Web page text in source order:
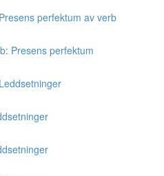
perfektum av verb
Presens perfektum